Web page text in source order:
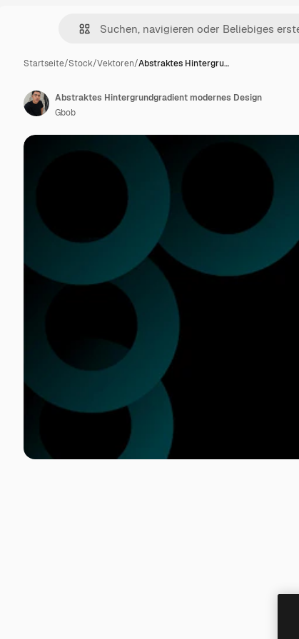
Startseite/Stock/Vektoren/Abstraktes Hintergru…
Abstraktes Hintergrundgradient modernes Design
Gbob